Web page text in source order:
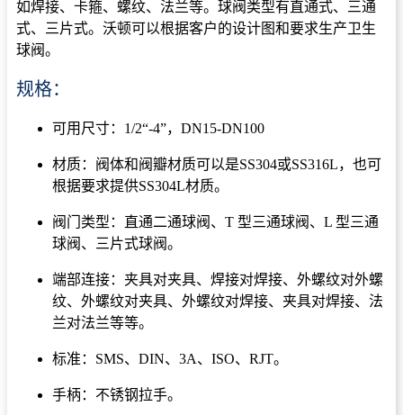
如焊接、卡箍、螺纹、法兰等。球阀类型有直通式、三通
式、三片式。沃顿可以根据客户的设计图和要求生产卫生
球阀。
规格：
可用尺寸：1/2“-4”，DN15-DN100
材质：阀体和阀瓣材质可以是SS304或SS316L，也可
根据要求提供SS304L材质。
阀门类型：直通二通球阀、T 型三通球阀、L 型三通
球阀、三片式球阀。
端部连接：夹具对夹具、焊接对焊接、外螺纹对外螺
纹、外螺纹对夹具、外螺纹对焊接、夹具对焊接、法
兰对法兰等等。
标准：SMS、DIN、3A、ISO、RJT。
手柄：不锈钢拉手。